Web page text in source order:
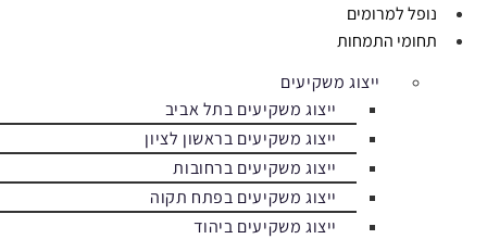
נופל למרומים
תחומי התמחות
ייצוג משקיעים
ייצוג משקיעים בתל אביב
ייצוג משקיעים בראשון לציון
ייצוג משקיעים ברחובות
ייצוג משקיעים בפתח תקוה
ייצוג משקיעים ביהוד